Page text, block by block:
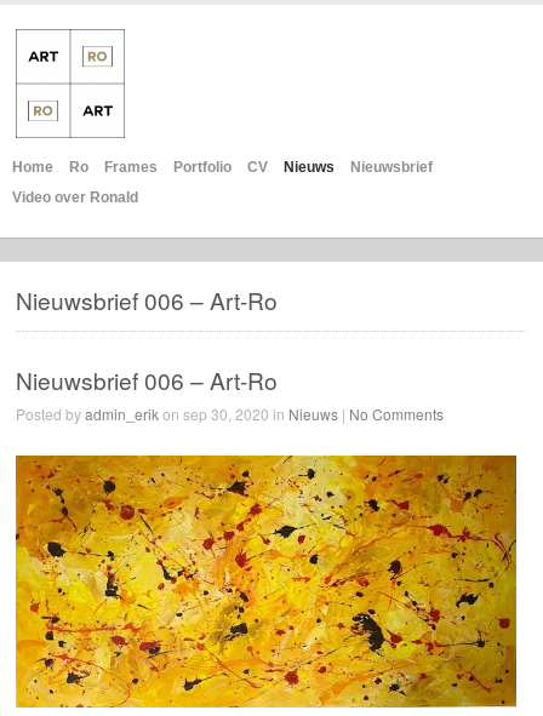
Home Ro Frames Portfolio CV Nieuws
Nieuwsbrief
Video over Ronald
Nieuwsbrief 006 – Art-Ro
Nieuwsbrief 006 – Art-Ro
Posted byadmin_erikon sep 30, 2020 in Nieuws | No Comments